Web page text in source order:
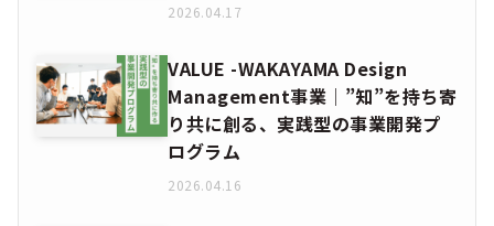
2026.04.17
VALUE -WAKAYAMA Design
Management事業│”知”を持ち寄
り共に創る、実践型の事業開発プ
ログラム
2026.04.16